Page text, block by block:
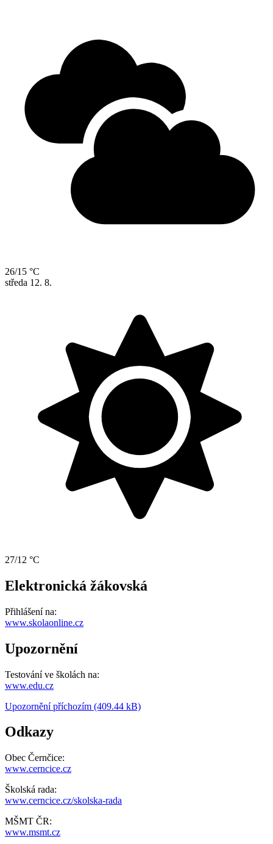
26/15 °C
středa 12. 8.
27/12 °C
Elektronická žákovská
Přihlášení na:
www.skolaonline.cz
Upozornění
Testování ve školách na:
www.edu.cz
Upozornění příchozím (409.44 kB)
Odkazy
Obec Černčice:
www.cerncice.cz
Školská rada:
www.cerncice.cz/skolska-rada
MŠMT ČR:
www.msmt.cz